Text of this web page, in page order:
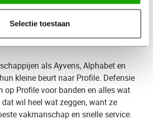
Selectie toestaan
en
kiezen voor Profile
als Ayvens, Alphabet en
kleine beurt naar Profile. Defensie
op Profile voor banden en alles wat
wil heel wat zeggen, want ze
vakmanschap en snelle service.